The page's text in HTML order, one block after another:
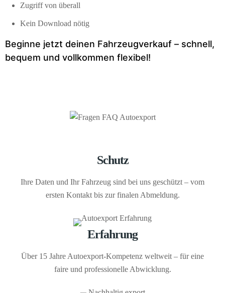
Zugriff von überall
Kein Download nötig
Beginne jetzt deinen Fahrzeugverkauf – schnell,
bequem und vollkommen flexibel!
Schutz
Ihre Daten und Ihr Fahrzeug sind bei uns geschützt – vom
ersten Kontakt bis zur finalen Abmeldung.
Erfahrung
Über 15 Jahre Autoexport-Kompetenz weltweit – für eine
faire und professionelle Abwicklung.